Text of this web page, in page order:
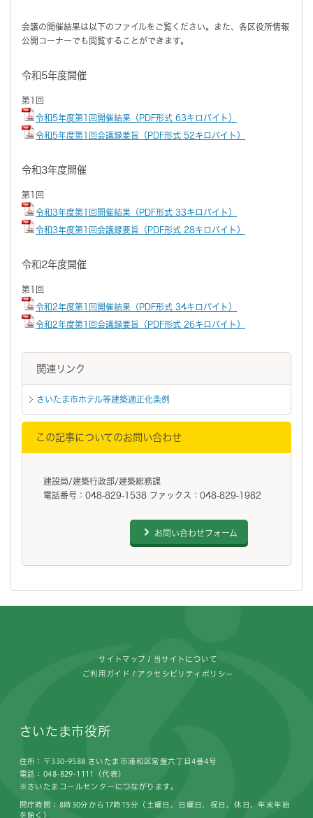
会議の開催結果は以下のファイルをご覧ください。また、各区役所情報
公開コーナーでも閲覧することができます。
令和5年度開催
第1回
令和5年度第1回開催結果（PDF形式 63キロバイト）
令和5年度第1回会議録要旨（PDF形式 52キロバイト）
令和3年度開催
第1回
令和3年度第1回開催結果（PDF形式 33キロバイト）
令和3年度第1回会議録要旨（PDF形式 28キロバイト）
令和2年度開催
第1回
令和2年度第1回開催結果（PDF形式 34キロバイト）
令和2年度第1回会議録要旨（PDF形式 26キロバイト）
関連リンク
さいたま市ホテル等建築適正化条例
この記事についてのお問い合わせ
建設局/建築行政部/建築総務課
電話番号：048-829-1538 ファックス：048-829-1982
お問い合わせフォーム
サイトマップ 当サイトについて
ご利用ガイド アクセシビリティポリシー
さいたま市役所
住所：〒330-9588 さいたま市浦和区常盤六丁目4番4号
電話：048-829-1111（代表）
※さいたまコールセンターにつながります。
開庁時間：8時30分から17時15分（土曜日、日曜日、祝日、休日、年末年始
を除く）